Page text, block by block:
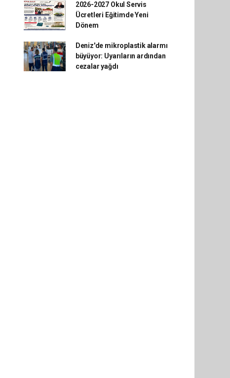
2026-2027 Okul Servis
Ücretleri Eğitimde Yeni
Dönem
Deniz'de mikroplastik alarmı
büyüyor: Uyarıların ardından
cezalar yağdı